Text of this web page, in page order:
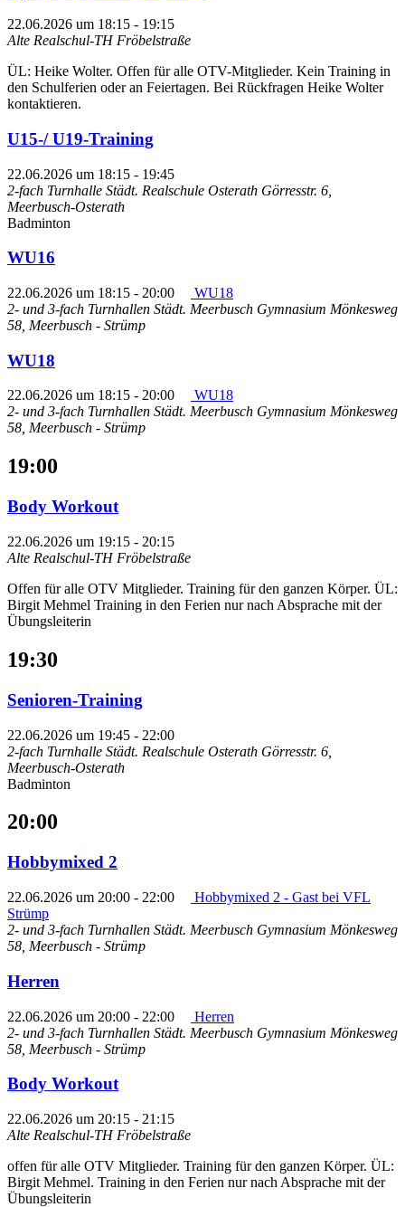
22.06.2026 um 18:15 - 19:15
Alte Realschul-TH Fröbelstraße
ÜL: Heike Wolter. Offen für alle OTV-Mitglieder. Kein Training in
den Schulferien oder an Feiertagen. Bei Rückfragen Heike Wolter
kontaktieren.
U15-/ U19-Training
22.06.2026 um 18:15 - 19:45
2-fach Turnhalle Städt. Realschule Osterath Görresstr. 6,
Meerbusch-Osterath
Badminton
WU16
22.06.2026 um 18:15 - 20:00
WU18
2- und 3-fach Turnhallen Städt. Meerbusch Gymnasium Mönkesweg
58, Meerbusch - Strümp
WU18
22.06.2026 um 18:15 - 20:00
WU18
2- und 3-fach Turnhallen Städt. Meerbusch Gymnasium Mönkesweg
58, Meerbusch - Strümp
19:00
Body Workout
22.06.2026 um 19:15 - 20:15
Alte Realschul-TH Fröbelstraße
Offen für alle OTV Mitglieder. Training für den ganzen Körper. ÜL:
Birgit Mehmel Training in den Ferien nur nach Absprache mit der
Übungsleiterin
19:30
Senioren-Training
22.06.2026 um 19:45 - 22:00
2-fach Turnhalle Städt. Realschule Osterath Görresstr. 6,
Meerbusch-Osterath
Badminton
20:00
Hobbymixed 2
22.06.2026 um 20:00 - 22:00
Hobbymixed 2 - Gast bei VFL
Strümp
2- und 3-fach Turnhallen Städt. Meerbusch Gymnasium Mönkesweg
58, Meerbusch - Strümp
Herren
22.06.2026 um 20:00 - 22:00
Herren
2- und 3-fach Turnhallen Städt. Meerbusch Gymnasium Mönkesweg
58, Meerbusch - Strümp
Body Workout
22.06.2026 um 20:15 - 21:15
Alte Realschul-TH Fröbelstraße
offen für alle OTV Mitglieder. Training für den ganzen Körper. ÜL:
Birgit Mehmel. Training in den Ferien nur nach Absprache mit der
Übungsleiterin